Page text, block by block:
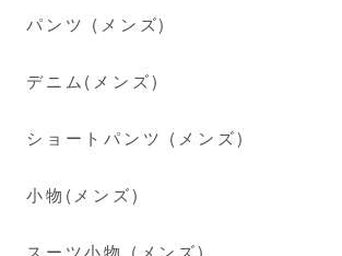
パンツ (メンズ)
デニム(メンズ)
ショートパンツ (メンズ)
小物(メンズ)
スーツ小物 (メンズ)